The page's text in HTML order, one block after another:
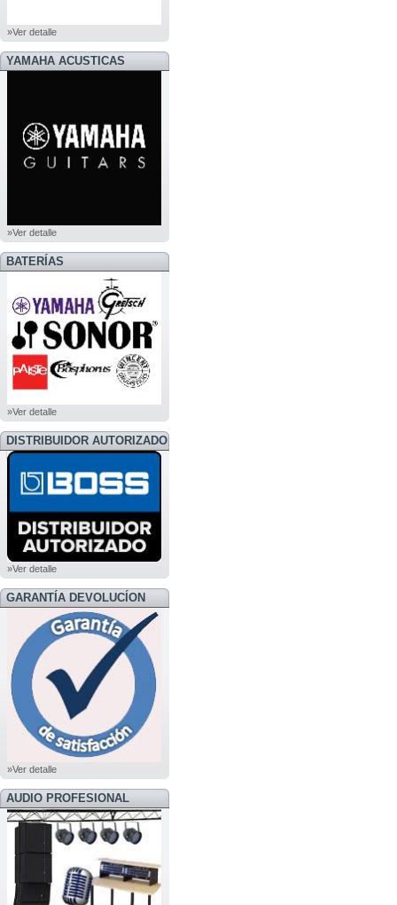
»Ver detalle
YAMAHA ACUSTICAS
»Ver detalle
BATERÍAS
»Ver detalle
DISTRIBUIDOR AUTORIZADO
BOSS
»Ver detalle
GARANTÍA DEVOLUCÍON
»Ver detalle
AUDIO PROFESIONAL